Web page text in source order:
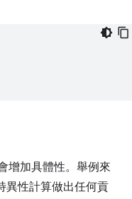
增加具體性。舉例來
異性計算做出任何貢